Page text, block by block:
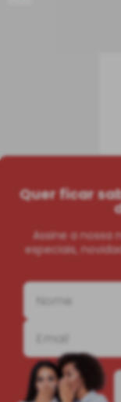
Quer ficar
Assine a nossa
especiais,